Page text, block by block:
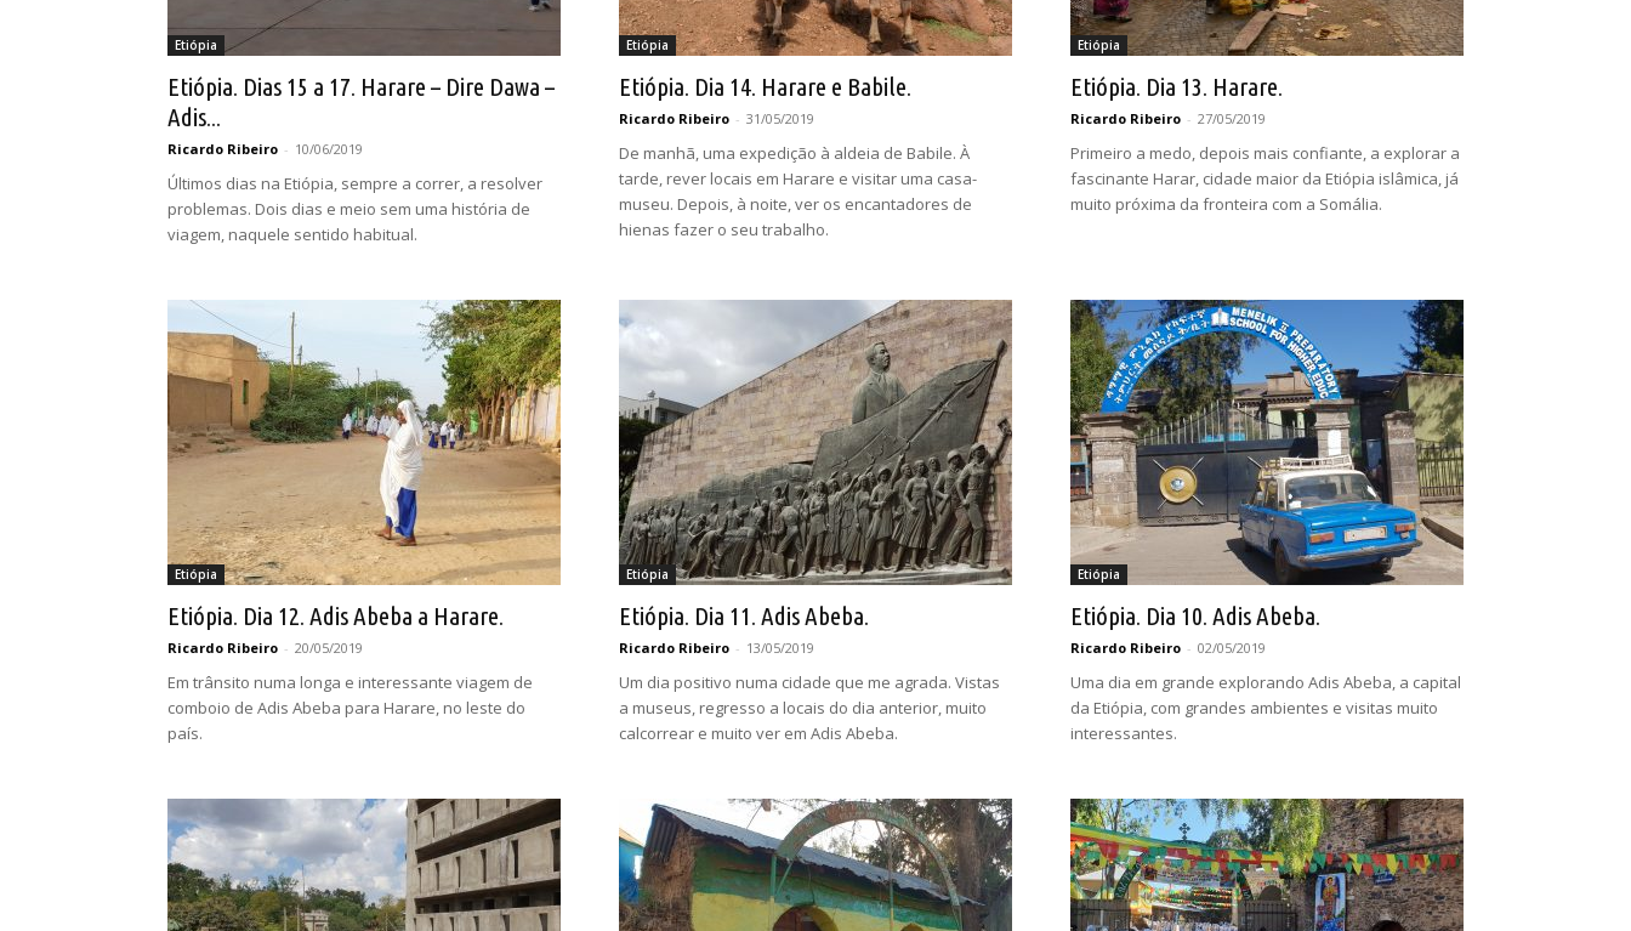
Etiópia
Etiópia. Dias 15 a 17. Harare – Dire Dawa –
Adis...
Ricardo Ribeiro - 10/06/2019
Últimos dias na Etiópia, sempre a correr, a resolver
problemas. Dois dias e meio sem uma história de
viagem, naquele sentido habitual.
Etiópia
Etiópia. Dia 14. Harare e Babile.
Ricardo Ribeiro - 31/05/2019
De manhã, uma expedição à aldeia de Babile. À
tarde, rever locais em Harare e visitar uma casa-
museu. Depois, à noite, ver os encantadores de
hienas fazer o seu trabalho.
Etiópia
Etiópia. Dia 13. Harare.
Ricardo Ribeiro - 27/05/2019
Primeiro a medo, depois mais confiante, a explorar a
fascinante Harar, cidade maior da Etiópia islâmica, já
muito próxima da fronteira com a Somália.
Etiópia
Etiópia. Dia 12. Adis Abeba a Harare.
Ricardo Ribeiro - 20/05/2019
Em trânsito numa longa e interessante viagem de
comboio de Adis Abeba para Harare, no leste do
país.
Etiópia
Etiópia. Dia 11. Adis Abeba.
Ricardo Ribeiro - 13/05/2019
Um dia positivo numa cidade que me agrada. Vistas
a museus, regresso a locais do dia anterior, muito
calcorrear e muito ver em Adis Abeba.
Etiópia
Etiópia. Dia 10. Adis Abeba.
Ricardo Ribeiro - 02/05/2019
Uma dia em grande explorando Adis Abeba, a capital
da Etiópia, com grandes ambientes e visitas muito
interessantes.